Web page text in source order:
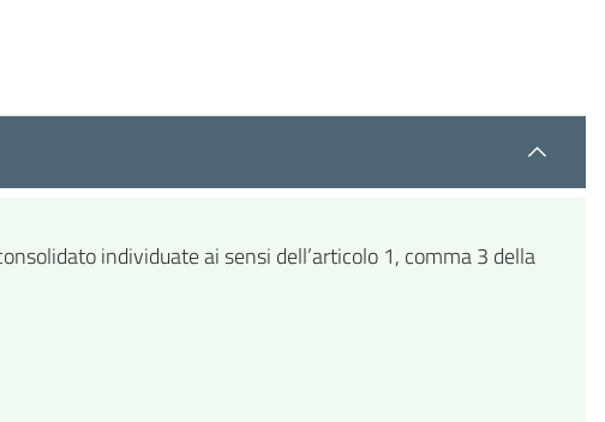
individuate ai sensi dell’articolo 1, comma 3 della